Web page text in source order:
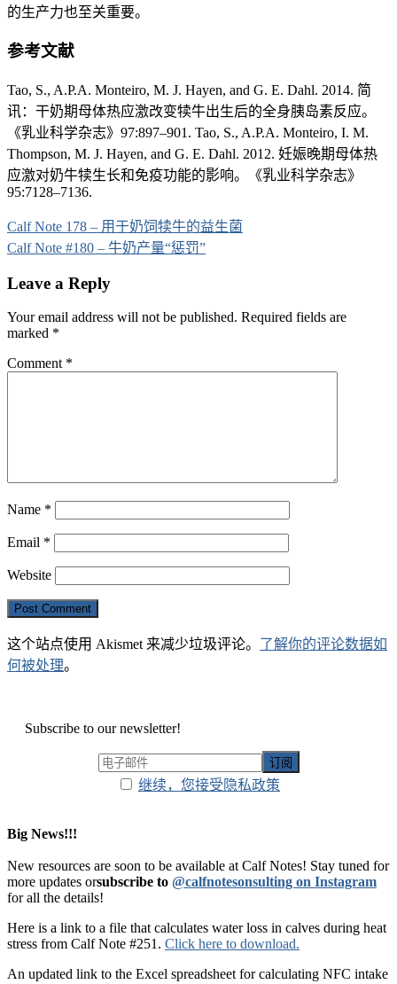
的生产力也至关重要。
参考文献
Tao, S., A.P.A. Monteiro, M. J. Hayen, and G. E. Dahl. 2014. 简
讯：干奶期母体热应激改变犊牛出生后的全身胰岛素反应。
《乳业科学杂志》97:897–901. Tao, S., A.P.A. Monteiro, I. M.
Thompson, M. J. Hayen, and G. E. Dahl. 2012. 妊娠晚期母体热
应激对奶牛犊生长和免疫功能的影响。《乳业科学杂志》
95:7128–7136.
Post
navigation
Calf Note 178 – 用于奶饲犊牛的益生菌
Calf Note #180 – 牛奶产量“惩罚”
Leave a Reply
Your email address will not be published. Required fields are
marked *
Comment *
Name *
Email *
Website
这个站点使用 Akismet 来减少垃圾评论。 了解你的评论数据如
何被处理。
Subscribe to our newsletter!
继续，您接受隐私政策
Big News!!!
New resources are soon to be available at Calf Notes! Stay tuned for
more updates orsubscribe to @calfnotesonsulting on Instagram
for all the details!
Here is a link to a file that calculates water loss in calves during heat
stress from Calf Note #251. Click here to download.
An updated link to the Excel spreadsheet for calculating NFC intake